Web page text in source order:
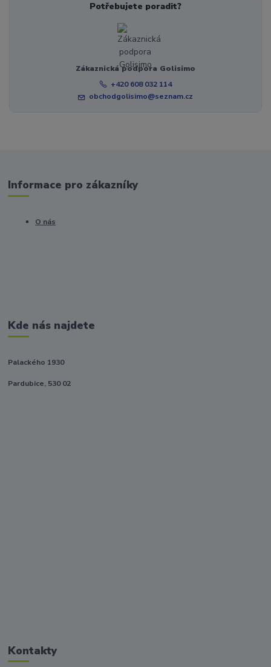
Potřebujete poradit?
Zákaznická podpora Golisimo
+420 608 032 114
obchodgolisimo@seznam.cz
Informace pro zákazníky
O nás
Kde nás najdete
Palackého 1930
Pardubice, 530 02
Kontakty